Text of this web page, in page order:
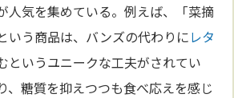
人気を集めている。例えば、「菜摘
いう商品は、バンズの代わりにレタ
というユニークな工夫がされてい
、糖質を抑えつつも食べ応えを感じ